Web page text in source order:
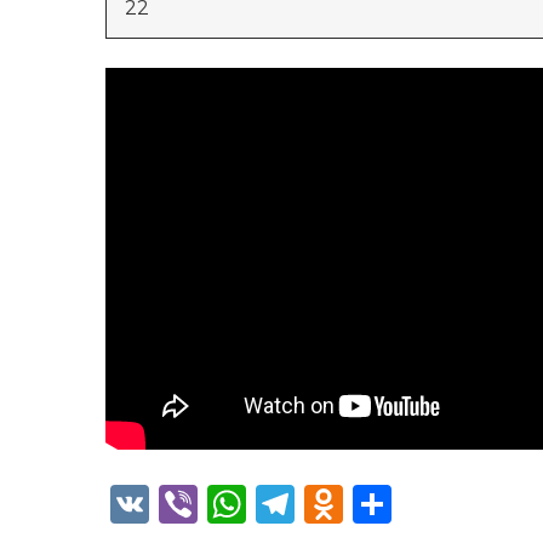
22
VK ViberWhatsApp
Telegram